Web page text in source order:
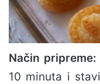
Način pripreme:
10 minuta i